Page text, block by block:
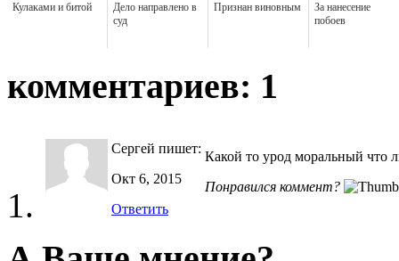
Кулаками и битой
Дело направлено в
суд
Признан виновным
За нанесение
побоев
комментариев: 1
Сергей пишет:
Окт 6, 2015
Ответить
Какой то урод моральный что
Понравился коммент?